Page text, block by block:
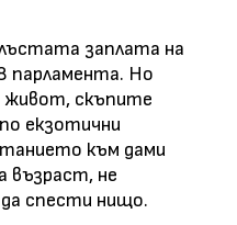
заплата на
парламента. Но
живот, скъпите
екзотични
към дами
възраст, не
спести нищо.